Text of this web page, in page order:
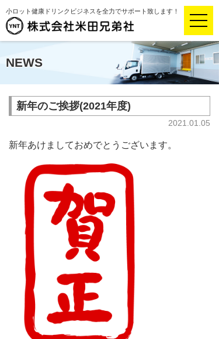
小ロット健康ドリンクビジネスを全力でサポート致します！
NEWS
新年のご挨拶(2021年度)
2021.01.05
新年あけましておめでとうございます。